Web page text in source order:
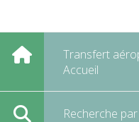
Transfert
Accueil
Recherche